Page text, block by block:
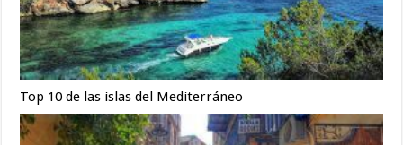
Top 10 de las islas del Mediterráneo